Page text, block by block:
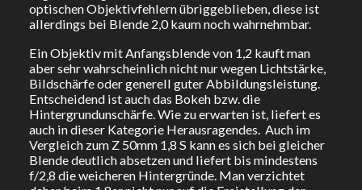
optischen Objektivfehlern übriggeblieben, diese ist
allerdings bei Blende 2,0 kaum noch wahrnehmbar.
Ein Objektiv mit Anfangsblende von 1,2 kauft man
aber sehr wahrscheinlich nicht nur wegen Lichtstärke,
Bildschärfe oder generell guter Abbildungsleistung.
Entscheidend ist auch das Bokeh bzw. die
Hintergrundunschärfe. Wie zu erwarten ist, liefert es
auch in dieser Kategorie Herausragendes. Auch im
Vergleich zum Z 50mm 1,8 S kann es sich bei gleicher
Blende deutlich absetzen und liefert bis mindestens
f/2,8 die weicheren Hintergründe. Man verzichtet